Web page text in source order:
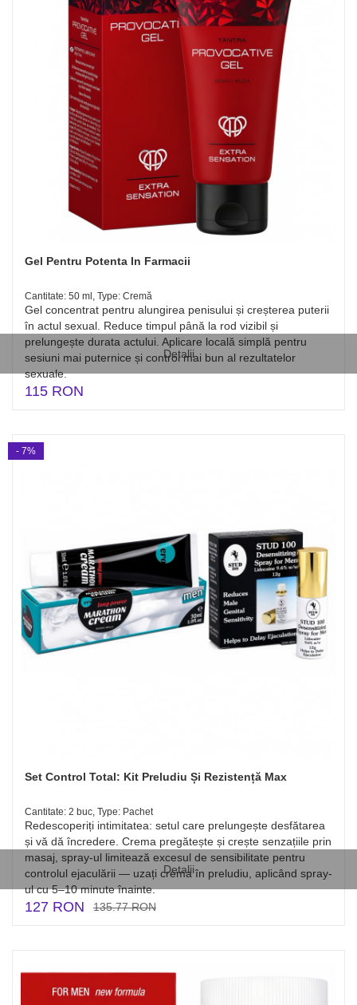
Detalii
Gel Pentru Potenta In Farmacii
Cantitate: 50 ml, Type: Cremă
Gel concentrat pentru alungirea penisului și creșterea puterii
în actul sexual. Reduce timpul până la rod vizibil și
prelungește durata actului. Aplicare locală simplă pentru
sesiuni mai puternice și control mai bun al rezultatelor
sexuale.
115 RON
Detalii
Set Control Total: Kit Preludiu Și Rezistență Max
Cantitate: 2 buc, Type: Pachet
Redescoperiți intimitatea: setul care prelungește desfătarea
și vă dă încredere. Crema pregătește și crește senzațiile prin
masaj, spray-ul limitează excesul de sensibilitate pentru
controlul ejaculării — uzați crema în preludiu, aplicând spray-
ul cu 5–10 minute înainte.
127 RON 135.77 RON
- 7%